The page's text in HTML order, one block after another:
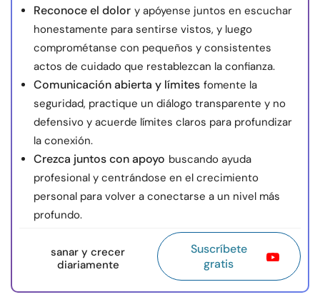
Reconoce el dolor y apóyense juntos en escuchar
honestamente para sentirse vistos, y luego
comprométanse con pequeños y consistentes
actos de cuidado que restablezcan la confianza.
Comunicación abierta y límites fomente la
seguridad, practique un diálogo transparente y no
defensivo y acuerde límites claros para profundizar
la conexión.
Crezca juntos con apoyo buscando ayuda
profesional y centrándose en el crecimiento
personal para volver a conectarse a un nivel más
profundo.
sanar y crecer
diariamente
Suscríbete
gratis